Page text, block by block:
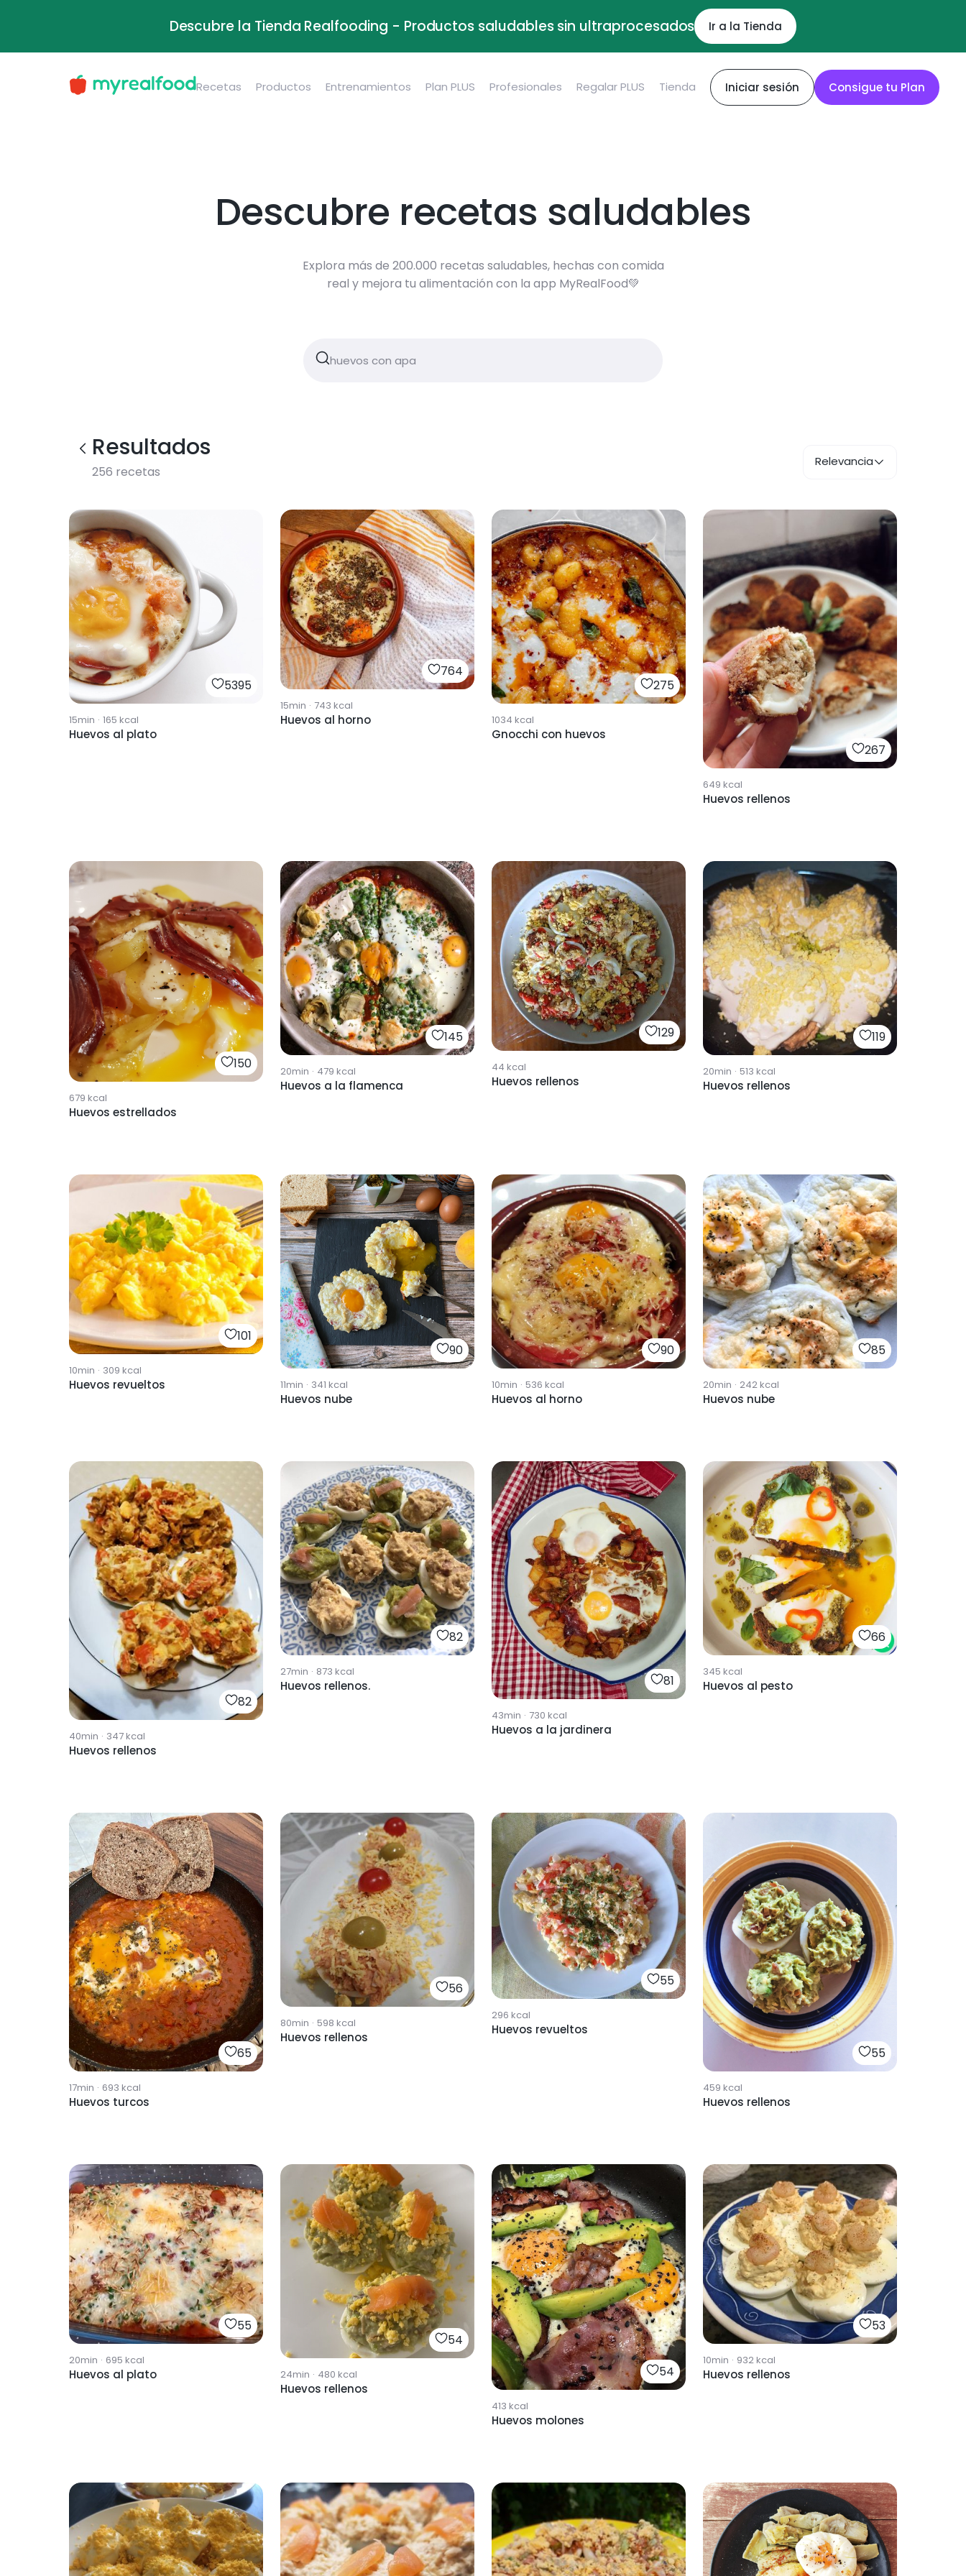
Descubre la Tienda Realfooding - Productos saludables sin ultraprocesados Ir a la Tienda
Recetas Productos Entrenamientos Plan PLUS Profesionales Regalar PLUS Tienda Iniciar sesión Consigue tu Plan
Descubre recetas saludables
Explora más de 200.000 recetas saludables, hechas con comida
real y mejora tu alimentación con la app MyRealFood💚
Resultados
256 recetas
Relevancia
5395
15min · 165 kcal
Huevos al plato
764
15min · 743 kcal
Huevos al horno
275
1034 kcal
Gnocchi con huevos
267
649 kcal
Huevos rellenos
150
679 kcal
Huevos estrellados
145
20min · 479 kcal
Huevos a la flamenca
129
44 kcal
Huevos rellenos
119
20min · 513 kcal
Huevos rellenos
101
10min · 309 kcal
Huevos revueltos
90
11min · 341 kcal
Huevos nube
90
10min · 536 kcal
Huevos al horno
85
20min · 242kcal
Huevos nube
82
40min · 347kcal
Huevos rellenos
82
27min · 873 kcal
Huevos rellenos. 81
43min · 730 kcal
Huevos a la jardinera
66
345 kcal
Huevos al pesto
65
17min · 693 kcal
Huevos turcos
56
80min · 598 kcal
Huevos rellenos
55
296 kcal
Huevos revueltos
55
459 kcal
Huevos rellenos
55
20min · 695 kcal
Huevos al plato
54
24min · 480 kcal
Huevos rellenos
54
413 kcal
Huevos molones
53
10min · 932kcal
Huevos rellenos